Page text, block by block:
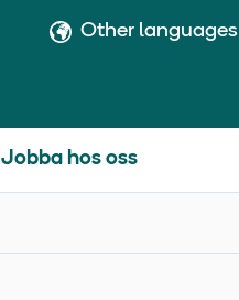
Other languages
Jobba hos oss